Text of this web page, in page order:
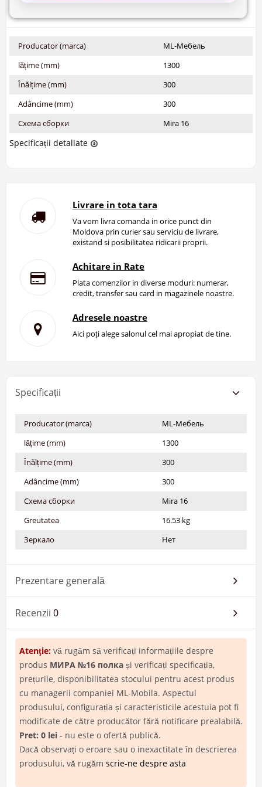
Producator (marca)
ML-Мебель
lățime (mm)
1300
Înălțime (mm)
300
Adâncime (mm)
300
Схема сборки
Mira 16
Specificații detaliate
Livrare in tota tara
Va vom livra comanda in orice punct din
Moldova prin curier sau serviciu de livrare,
existand si posibilitatea ridicarii proprii.
Achitare in Rate
Plata comenzilor in diverse moduri: numerar,
credit, transfer sau card in magazinele noastre.
Adresele noastre
Aici poți alege salonul cel mai apropiat de tine.
Specificații
Producator (marca)
ML-Мебель
lățime (mm)
1300
Înălțime (mm)
300
Adâncime (mm)
300
Схема сборки
Mira 16
Greutatea
16.53 kg
Зеркало
Нет
Prezentare generală
Recenzii 0
Atenţie: vă rugăm să verificați informațiile despre
produs МИРА №16 полка și verificați specificația,
prețurile, disponibilitatea stocului pentru acest produs
cu managerii companiei ML-Mobila. Aspectul
produsului, configurația și caracteristicile acestuia pot fi
modificate de către producător fără notificare prealabilă.
Pret: 0 lei - nu este o ofertă publică.
Dacă observați o eroare sau o inexactitate în descrierea
produsului, vă rugăm scrie-ne despre asta